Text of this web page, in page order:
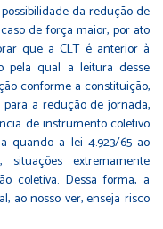
da redução de
de força maior, por ato
que a CLT é anterior à
pela qual a leitura desse
conforme a constituição,
a redução de jornada,
de instrumento coletivo
quando a lei 4.923/65 ao
extremamente
coletiva. Dessa forma, a
ao nosso ver, enseja risco